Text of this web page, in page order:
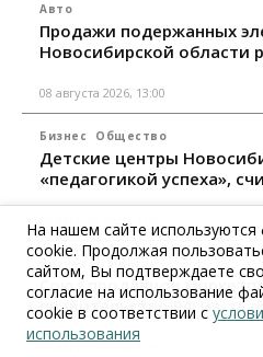
Авто
Продажи подержанных
Новосибирской области
08 августа 2026, 13:00
Бизнес Общество
Детские центры
«педагогикой успеха»,
08 августа 2026, 11:00
Бизнес Общество
Союз продавцов
правительство РФ из-за
08 августа 2026, 10:00
На нашем сайте
cookie. Продолжая
сайтом, Вы подтверждаете
согласие на использование
cookie в соответствии с
использования